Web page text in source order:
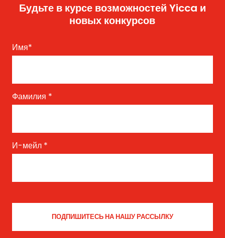
Будьте в курсе возможностей Yicca и
новых конкурсов
Имя*
Фамилия *
И-мейл *